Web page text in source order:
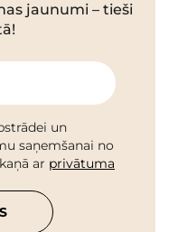
jaunumi – tieši
un
saņemšanai no
ar privātuma